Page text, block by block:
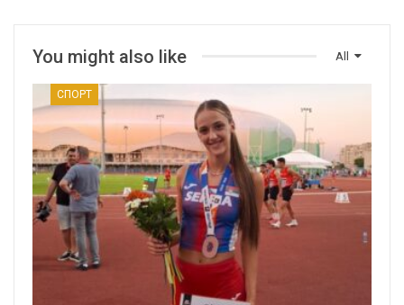
All
You might also like
СПОРТ